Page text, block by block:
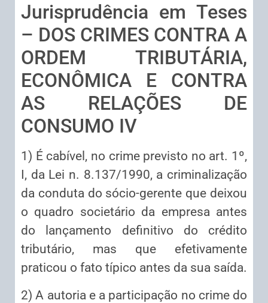
Jurisprudência em Teses
– DOS CRIMES CONTRA A
ORDEM TRIBUTÁRIA,
ECONÔMICA E CONTRA
AS RELAÇÕES DE
CONSUMO IV
1) É cabível, no crime previsto no art. 1º,
I, da Lei n. 8.137/1990, a criminalização
da conduta do sócio-gerente que deixou
o quadro societário da empresa antes
do lançamento definitivo do crédito
tributário, mas que efetivamente
praticou o fato típico antes da sua saída.
2) A autoria e a participação no crime do